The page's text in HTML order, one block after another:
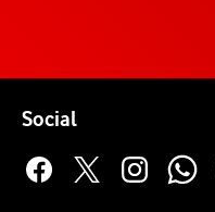
SocialEnlaces a las